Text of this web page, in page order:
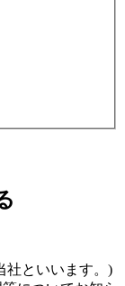
社といいます。)